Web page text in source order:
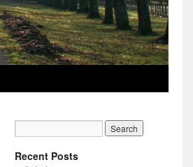
Recent Posts